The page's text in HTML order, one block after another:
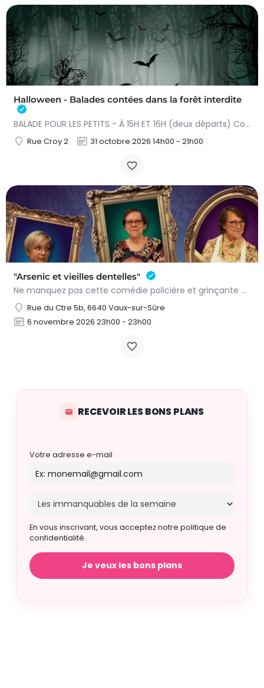
Halloween - Balades contées dans la forêt interdite
BALADE POUR LES PETITS - À 15H ET 16H (deux départs) Conteuse : Raphaëlle Bouillon Venez fêter Halloween de…
Rue Croy 2 31 octobre 2026 14h00 - 21h00
"Arsenic et vieilles dentelles"
Ne manquez pas cette comédie policière et grinçante de Joseph Kesselring, adaptée et mise en scène par Benoît…
Rue du Ctre 5b, 6640 Vaux-sur-Sûre
6 novembre 2026 23h00 - 23h00
RECEVOIR LES BONS PLANS
Votre adresse e-mail
En vous inscrivant, vous acceptez notre politique de
confidentialité.